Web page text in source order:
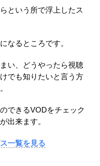
という所で浮上したス
なるところです。
い、どうやったら視聴
でも知りたいと言う方
できるVODをチェック
出来ます。
一覧を見る